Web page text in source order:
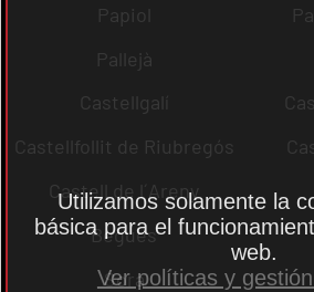
Papiol
Pallejà
Castellgalí
Castellfollit de Riubregós
Castell de l´Areny
Begues
Sora
Utilizamos solamente la
básica para el
web.
Ver políticas y